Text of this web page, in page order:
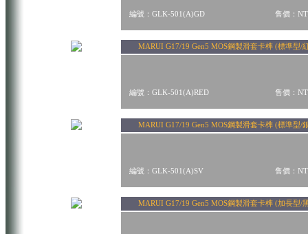
編號：GLK-501(A)GD 售價：
MARUI G17/19 Gen5 MOS鋼製滑套卡榫 (標準型/
編號：GLK-501(A)RED 售價：
MARUI G17/19 Gen5 MOS鋼製滑套卡榫 (標準型/
編號：GLK-501(A)SV 售價：
MARUI G17/19 Gen5 MOS鋼製滑套卡榫 (加長型/